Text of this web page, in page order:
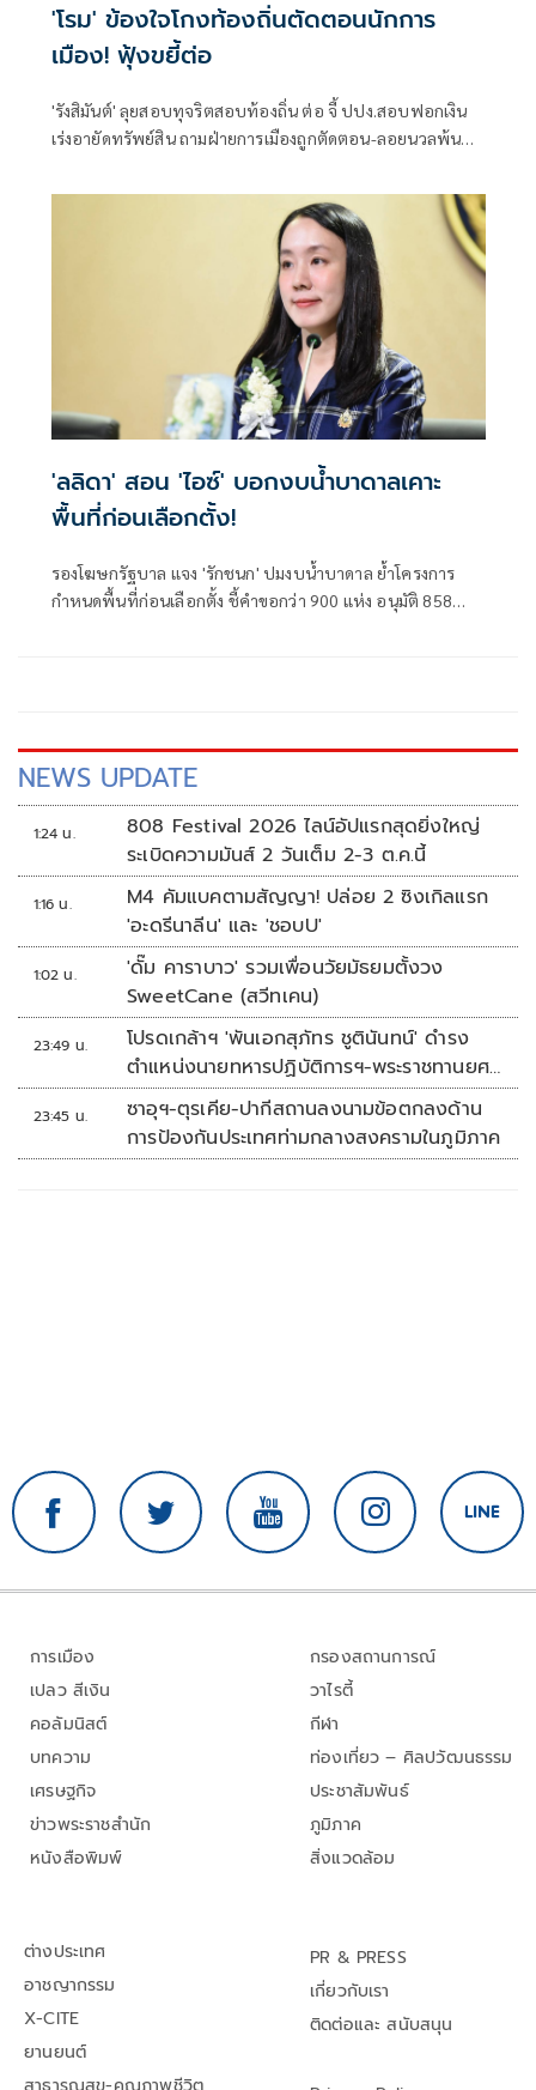
'โรม' ข้องใจโกงท้องถิ่นตัดตอนนักการ
เมือง! ฟุ้งขยี้ต่อ
'รังสิมันต์' ลุยสอบทุจริตสอบท้องถิ่น ต่อ จี้ ปปง.สอบฟอกเงิน
เร่งอายัดทรัพย์สิน ถามฝ่ายการเมืองถูกตัดตอน-ลอยนวลพ้นผิด
รัดกุมหรือไม่
'ลลิดา' สอน 'ไอซ์' บอกงบน้ำบาดาลเคาะ
พื้นที่ก่อนเลือกตั้ง!
รองโฆษกรัฐบาล แจง 'รักชนก' ปมงบน้ำบาดาล ย้ำโครงการ
กำหนดพื้นที่ก่อนเลือกตั้ง ชี้คำขอกว่า 900 แห่ง อนุมัติ 858
NEWS UPDATE
1:24 น.
808 Festival 2026 ไลน์อัปแรกสุดยิ่งใหญ่
ระเบิดความมันส์ 2 วันเต็ม 2-3 ต.ค.นี้
1:16 น.
M4 คัมแบคตามสัญญา! ปล่อย 2 ซิงเกิลแรก
'อะดรีนาลีน' และ 'ชอบU'
1:02 น.
'ดั๊ม คาราบาว' รวมเพื่อนวัยมัธยมตั้งวง
SweetCane (สวีทเคน)
23:49 น.
โปรดเกล้าฯ 'พันเอกสุภัทร ชูตินันทน์' ดำรง
ตำแหน่งนายทหารปฏิบัติการฯ-พระราชทานยศ
'พลตรี'
23:45 น.
ซาอุฯ-ตุรเคีย-ปากีสถานลงนามข้อตกลงด้าน
การป้องกันประเทศท่ามกลางสงครามในภูมิภาค
การเมือง
เปลว สีเงิน
คอลัมนิสต์
บทความ
เศรษฐกิจ
ข่าวพระราชสำนัก
หนังสือพิมพ์
กรองสถานการณ์
วาไรตี้
กีฬา
ท่องเที่ยว – ศิลปวัฒนธรรม
ประชาสัมพันธ์
ภูมิภาค
สิ่งแวดล้อม
ต่างประเทศ
อาชญากรรม
X-CITE
ยานยนต์
PR & PRESS
เกี่ยวกับเรา
ติดต่อและ สนับสนุน